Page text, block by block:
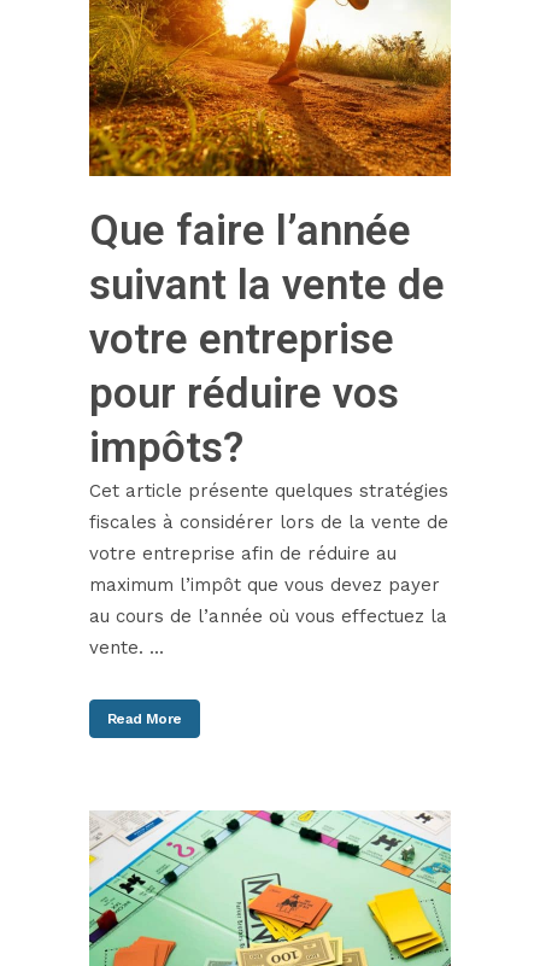
Que faire l’année
suivant la vente de
votre entreprise
pour réduire vos
impôts?
Cet article présente quelques stratégies
fiscales à considérer lors de la vente de
votre entreprise afin de réduire au
maximum l’impôt que vous devez payer
au cours de l’année où vous effectuez la
vente. ...
Read More